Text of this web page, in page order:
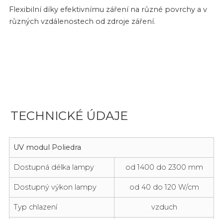
Flexibilní díky efektivnímu záření na různé povrchy a v
různých vzdálenostech od zdroje záření.
TECHNICKÉ ÚDAJE
UV modul Poliedra
Dostupná délka lampy od 1400 do 2300 mm
Dostupný výkon lampy od 40 do 120 W/cm
Typ chlazení vzduch